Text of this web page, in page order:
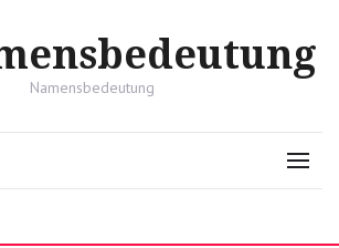
Namensbedeutung
Menu